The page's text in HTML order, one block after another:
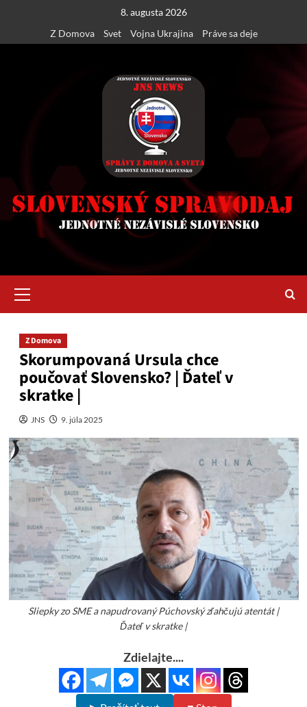
content
8. augusta 2026
Z Domova
Svet Vojna Ukrajina Práve sa deje
Menu
Z Domova
Skorumpovaná Ursula chce
poučovať Slovensko? | Ďateľ v
skratke |
JNS 9. júla 2025
Sliepky zo SME a napudrovaný Púchovský zľahčujú atentát |
Ďateľ v skratke |
Zdielajte....